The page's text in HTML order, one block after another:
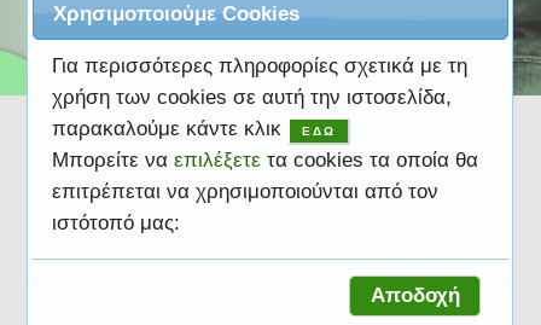
Διατροφή και δίαιτα
Χρησιμοποιούμε Cookies
Για περισσότερες πληροφορίες σχετικά με τη
χρήση των cookies σε αυτή την ιστοσελίδα,
παρακαλούμε κάντε κλικ
ΕΔΩ
Μπορείτε να επιλέξετε τα cookies τα οποία θα
επιτρέπεται να χρησιμοποιούνται από τον
ιστότοπό μας:
Αποδοχή